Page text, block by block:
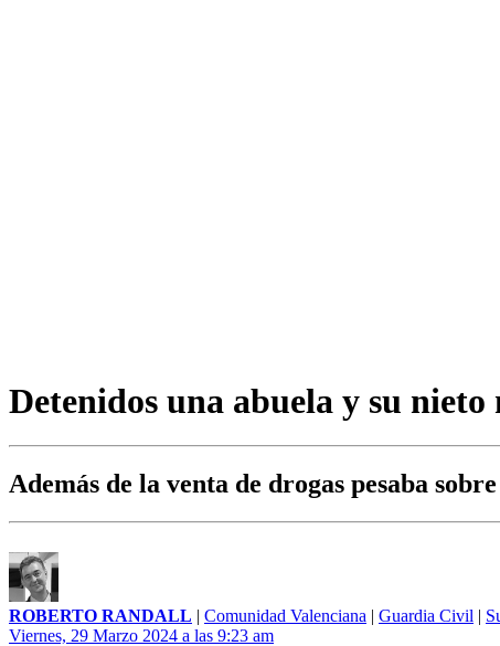
Detenidos una abuela y su
Además de la venta de drogas pesaba
ROBERTO RANDALL | Comunidad Valenciana | Guardia Civil |
Viernes, 29 Marzo 2024 a las 9:23 am